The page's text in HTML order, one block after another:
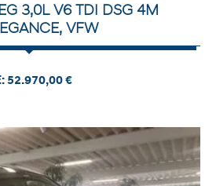
3,0L V6 TDI DSG 4M
VFW
52.970,00 €